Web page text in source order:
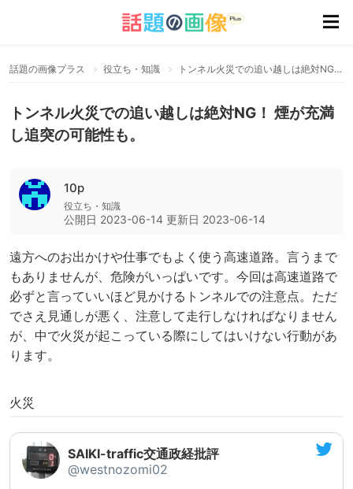
話題の画像プラス 役立ち・知識 トンネル火災での追い越しは絶対NG！ 煙が充満し追突の可能性も。
トンネル火災での追い越しは絶対NG！ 煙が充満
し追突の可能性も。
10p
役立ち・知識
公開日 2023-06-14 更新日 2023-06-14
遠方へのお出かけや仕事でもよく使う高速道路。言うまで
もありませんが、危険がいっぱいです。今回は高速道路で
必ずと言っていいほど見かけるトンネルでの注意点。ただ
でさえ見通しが悪く、注意して走行しなければなりません
が、中で火災が起こっている際にしてはいけない行動があ
ります。
火災
SAIKI-traffic交通政経批評
@westnozomi02